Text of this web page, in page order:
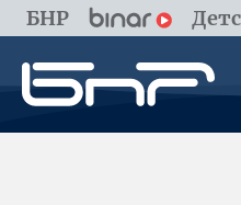
БНР